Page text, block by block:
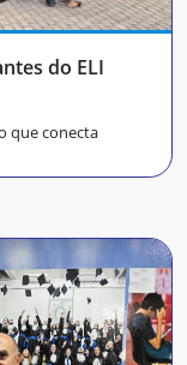
do ELI
que conecta